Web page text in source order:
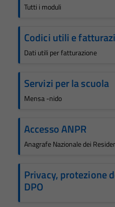
Tutti i moduli
Codici utili e
Dati utili per fatturazione
Servizi per la scuola
Mensa -nido
Accesso ANPR
Anagrafe Nazionale dei
Privacy, protezione
DPO